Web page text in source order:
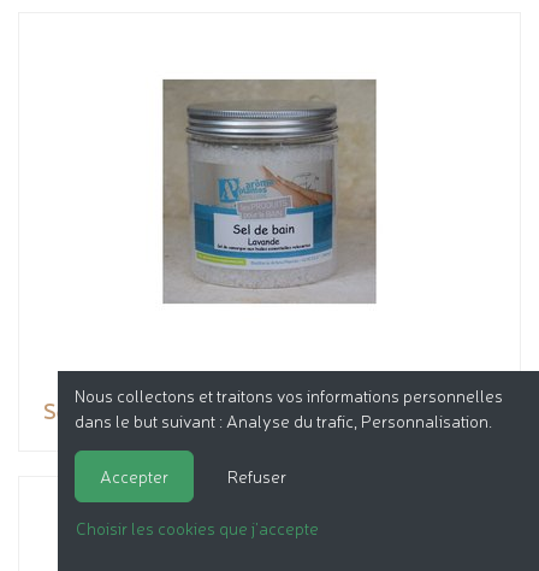
Sel de bain
Nous collectons et traitons vos informations personnelles
dans le but suivant : Analyse du trafic, Personnalisation
Accepter Refuser
Choisir les cookies que j'accepte